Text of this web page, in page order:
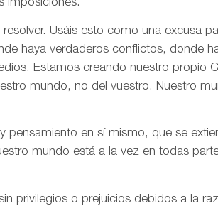
imposiciones.
Usáis esto como una excusa
haya verdaderos conflictos, donde
Estamos creando nuestro propio
mundo, no del vuestro. Nuestro
pensamiento en sí mismo, que se
mundo está a la vez en todas
privilegios o prejuicios debidos a la